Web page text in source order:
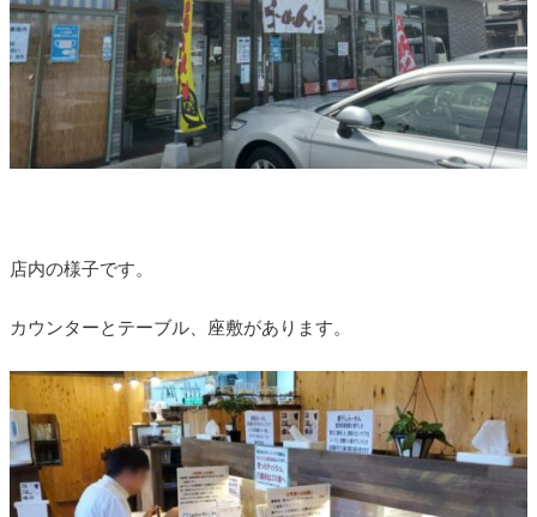
店内の様子です。
カウンターとテーブル、座敷があります。